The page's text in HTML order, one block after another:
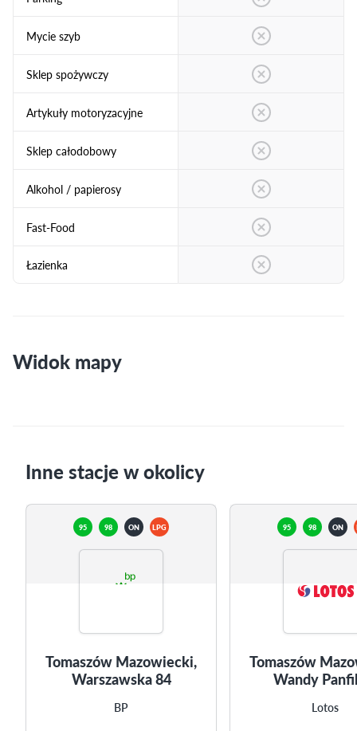
Mycie szyb
Sklep spożywczy
Artykuły motoryzacyjne
Sklep całodobowy
Alkohol / papierosy
Fast-Food
Łazienka
Widok mapy
Inne stacje w okolicy
95 98 ON LPG
Tomaszów Mazowiecki,
Warszawska 84
BP
95 98 ON
Tomaszów
Wandy
Lotos